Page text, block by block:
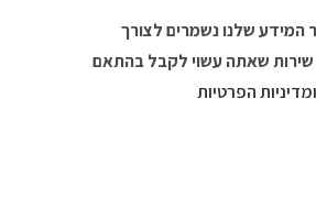
המידע שלנו נשמרים לצורך
שירות שאתה עשוי לקבל בהתאם
ומדיניות הפרטיות